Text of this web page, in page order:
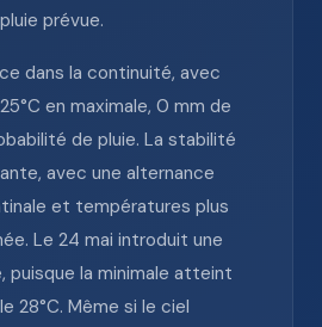
prévue.
dans la continuité, avec
en maximale, 0 mm de
de pluie. La stabilité
avec une alternance
et températures plus
Le 24 mai introduit une
puisque la minimale atteint
28°C. Même si le ciel